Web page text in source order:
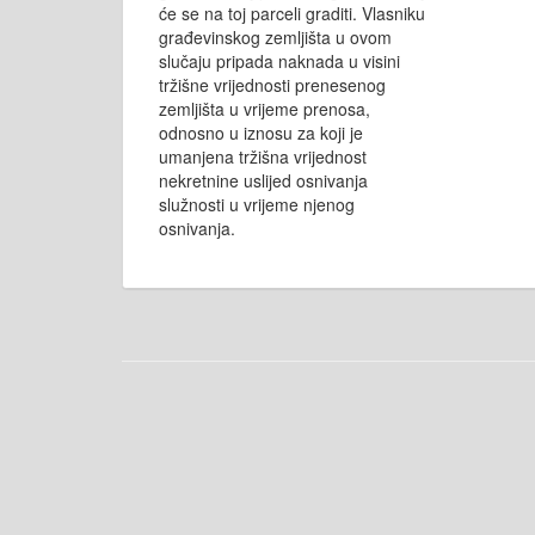
će se na toj parceli graditi. Vlasniku
građevinskog zemljišta u ovom
slučaju pripada naknada u visini
tržišne vrijednosti prenesenog
zemljišta u vrijeme prenosa,
odnosno u iznosu za koji je
umanjena tržišna vrijednost
nekretnine uslijed osnivanja
služnosti u vrijeme njenog
osnivanja.